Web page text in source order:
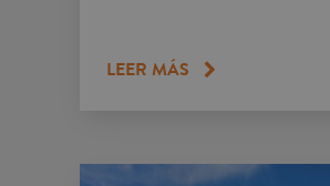
LEER MÁS